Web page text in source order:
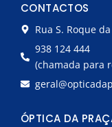
b
o
o
k
-
f
a
g
r
a
m
CONTACTOS
Rua S. Roque
938 124 444
(chamada para
ÓPTICA DA